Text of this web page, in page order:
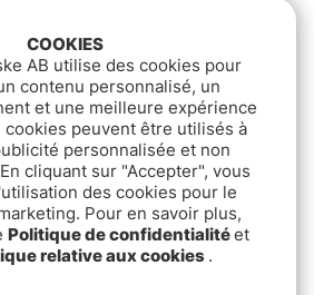
5 étoilesWestin Sandy Andy
COOKIES
AB utilise des cookies pour
contenu personnalisé, un
et une meilleure expérience
cookies peuvent être utilisés à
personnalisée et non
cliquant sur "Accepter", vous
des cookies pour le
Pour en savoir plus,
Politique de confidentialitéet
relative aux cookies .